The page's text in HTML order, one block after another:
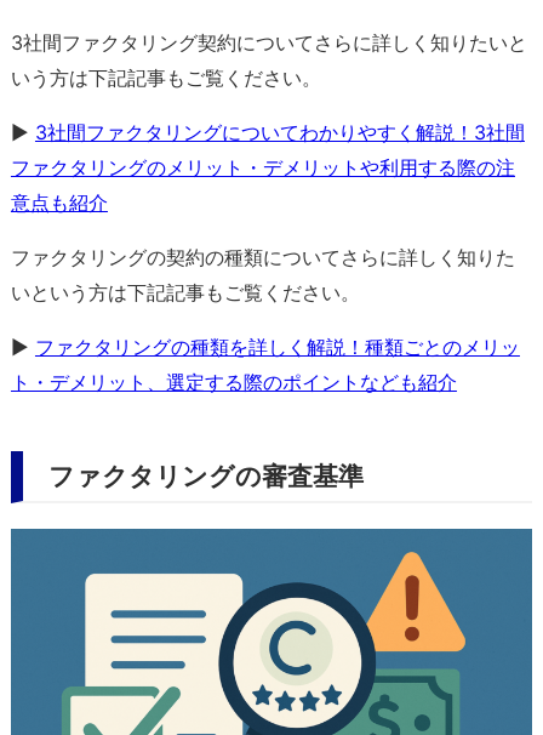
3社間ファクタリング契約についてさらに詳しく知りたいと
いう方は下記記事もご覧ください。
▶ 3社間ファクタリングについてわかりやすく解説！3社間
ファクタリングのメリット・デメリットや利用する際の注
意点も紹介
ファクタリングの契約の種類についてさらに詳しく知りた
いという方は下記記事もご覧ください。
▶ ファクタリングの種類を詳しく解説！種類ごとのメリッ
ト・デメリット、選定する際のポイントなども紹介
ファクタリングの審査基準